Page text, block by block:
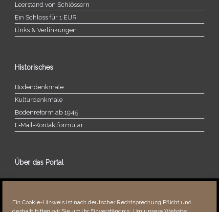
Ein Cookie-Hinweis ist nach deutscher Rechtsprechung Pflicht und
Leerstand von Schlössern
Ein Schloss für 1 EUR
Links & Verlinkungen
Historisches
Bodendenkmale
Kulturdenkmale
Bodenreform ab 1945
E‑Mail-​​Kontaktformular
Über das Portal
Über dieses Portal